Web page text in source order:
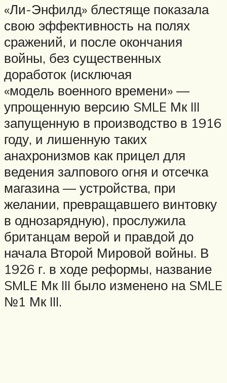
«Ли-Энфилд» блестяще показала
свою эффективность на полях
сражений, и после окончания
войны, без существенных
доработок (исключая
«модель военного времени» —
упрощенную версию SMLE Мк III
запущенную в производство в 1916
году, и лишенную таких
анахронизмов как прицел для
ведения залпового огня и отсечка
магазина — устройства, при
желании, превращавшего винтовку
в однозарядную), прослужила
британцам верой и правдой до
начала Второй Мировой войны. В
1926 г. в ходе реформы, название
SMLE Мк III было изменено на SMLE
№1 Мк III.